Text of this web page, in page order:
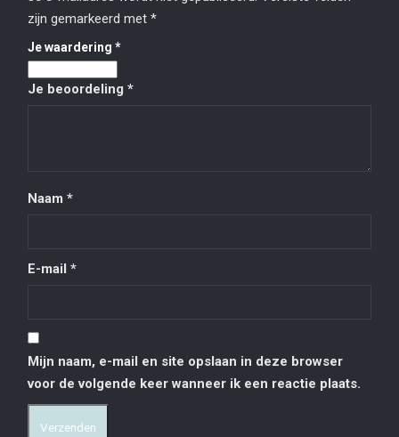
zijn gemarkeerd met *
Je waardering *
Je beoordeling *
Naam *
E-mail *
Mijn naam, e-mail en site opslaan in deze browser
voor de volgende keer wanneer ik een reactie plaats.